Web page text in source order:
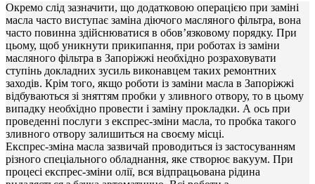
Окремо слід зазначити, що додатковою операцією при заміні
масла часто виступає заміна діючого масляного фільтра, вона
часто повинна здійснюватися в обов’язковому порядку. При
цьому, щоб уникнути прикипання, при роботах із заміни
масляного фільтра в Запоріжжі необхідно розраховувати
ступінь докладних зусиль виконавцем таких ремонтних
заходів. Крім того, якщо роботи із заміни масла в Запоріжжі
відбуваються зі зняттям пробки у зливного отвору, то в цьому
випадку необхідно провести і заміну прокладки. А ось при
проведенні послуги з експрес-зміни масла, то пробка такого
зливного отвору залишиться на своєму місці.
Експрес-зміна масла зазвичай проводиться із застосуванням
різного спеціального обладнання, яке створює вакуум. При
процесі експрес-зміни олії, вся відпрацьована рідина